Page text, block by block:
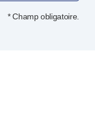
* Champ obligatoire.